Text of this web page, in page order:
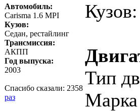
Автомобиль:
Carisma 1.6 MPI
Кузов:
Седан, рестайлинг
Трансмиссия:
АКПП
Год выпуска:
2003
Спасибо сказали: 2358
раз
Тип
Марка